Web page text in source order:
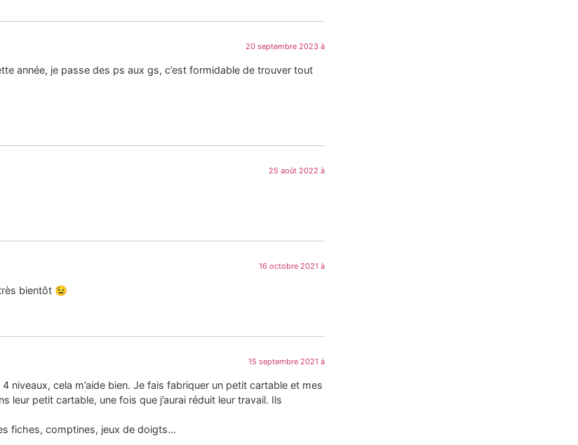
20 septembre 2023 à
année, je passe des ps aux gs, c’est formidable de trouver tout
25 août 2022 à
16 octobre 2021 à
bientôt 😉
15 septembre 2021 à
niveaux, cela m’aide bien. Je fais fabriquer un petit cartable et mes
leur petit cartable, une fois que j’aurai réduit leur travail. Ils
fiches, comptines, jeux de doigts…